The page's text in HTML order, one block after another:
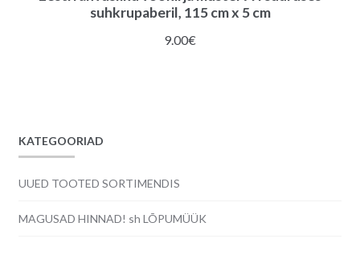
suhkrupaberil, 115 cm x 5 cm
9.00€
KATEGOORIAD
UUED TOOTED SORTIMENDIS
MAGUSAD HINNAD! sh LÕPUMÜÜK